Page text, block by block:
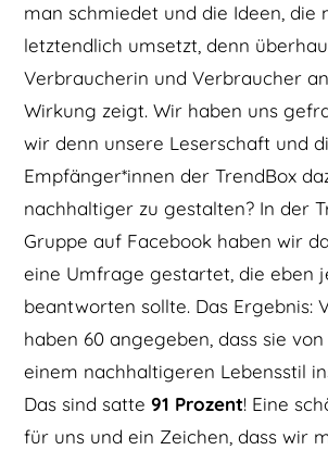
man schmiedet und die Ideen, die
letztendlich umsetzt, denn
Verbraucherin und Verbraucher
Wirkung zeigt. Wir haben uns
wir denn unsere Leserschaft und
Empfänger*innen der TrendBox
nachhaltiger zu gestalten? In der
Gruppe auf Facebook haben wir
eine Umfrage gestartet, die eben
beantworten sollte. Das Ergebnis:
haben 60 angegeben, dass sie
einem nachhaltigeren Lebensstil
Das sind satte 91 Prozent! Eine
für uns und ein Zeichen, dass wir